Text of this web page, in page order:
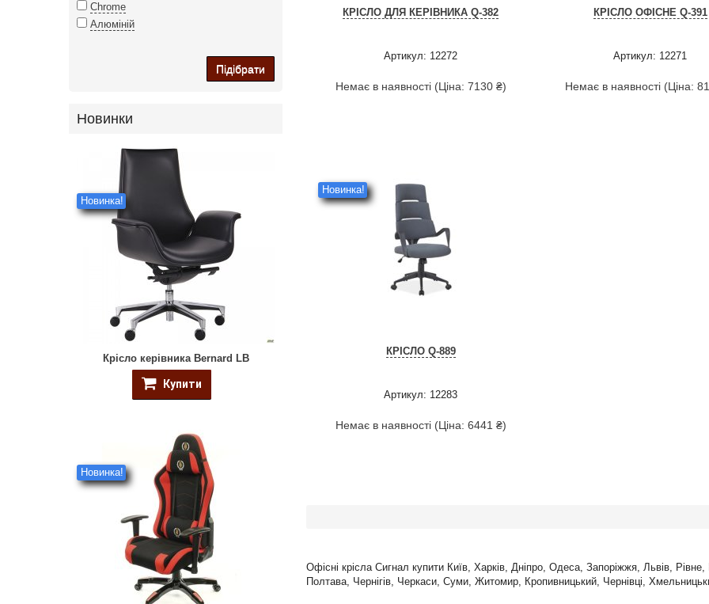
Chrome
Алюміній
Підібрати
Новинки
Новинка!
Крісло керівника Bernard LB
Купити
Новинка!
КРІСЛО ДЛЯ КЕРІВНИКА Q-382
Артикул: 12272
Немає в наявності (Ціна: 7130 ₴)
КРІСЛО ОФІСНЕ Q-391
Артикул: 12271
Немає в наявності (Ціна:
Новинка!
КРІСЛО Q-889
Артикул: 12283
Немає в наявності (Ціна: 6441 ₴)
Офісні крісла Сигнал купити Київ, Харків, Дніпро, Одеса, Запоріжжя, Львів,
Полтава, Чернігів, Черкаси, Суми, Житомир, Кропивницький, Чернівці,